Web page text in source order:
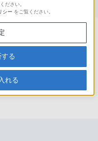
対象製品カテゴリー・製品
す。Power Controlが
音または無操作状態が続く
の入力信号があると、自動
ださい。
シー をご覧ください。
る
れる